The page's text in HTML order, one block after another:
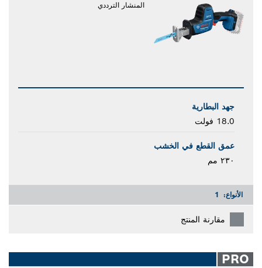
المنشار الترددي
جهد البطارية
18.0 فولت
عمق القطع في الخشب
٢٣٠ مم
الأنواع: 1
مقارنة المنتج
PRO